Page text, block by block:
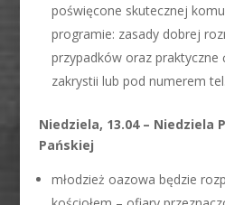
poświęcone skutecznej
programie: zasady dobrej
przypadków oraz praktyczne
zakrystii lub pod numerem
Niedziela, 13.04 – Niedziela
Pańskiej
młodzież oazowa będzie